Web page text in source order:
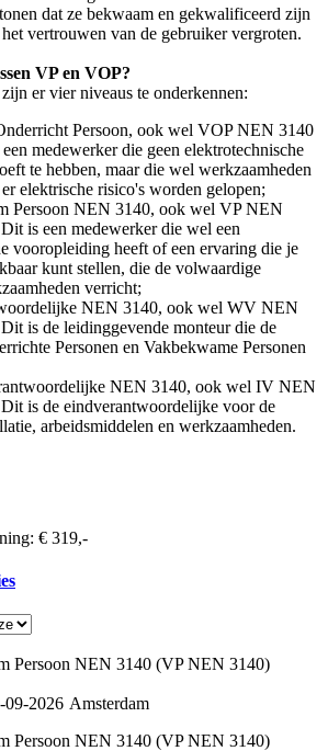
dat ze bekwaam en gekwalificeerd zijn
vertrouwen van de gebruiker vergroten.
VP en VOP?
er vier niveaus te onderkennen:
Persoon, ook wel VOP NEN 3140
medewerker die geen elektrotechnische
te hebben, maar die wel werkzaamheden
elektrische risico's worden gelopen;
Persoon NEN 3140, ook wel VP NEN
is een medewerker die wel een
vooropleiding heeft of een ervaring die je
kunt stellen, die de volwaardige
verricht;
NEN 3140, ook wel WV NEN
is de leidinggevende monteur die de
Personen en Vakbekwame Personen
NEN 3140, ook wel IV NEN
is de eindverantwoordelijke voor de
arbeidsmiddelen en werkzaamheden.
€ 319,-
09-2026 Amsterdam